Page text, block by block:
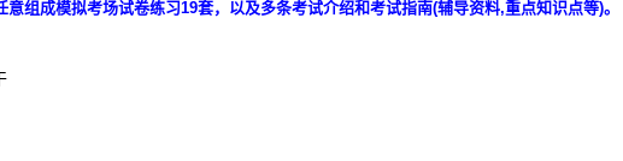
组成模拟考场试卷练习19套，以及多条考试介绍和考试指南(辅导资料,重点知识点等)。